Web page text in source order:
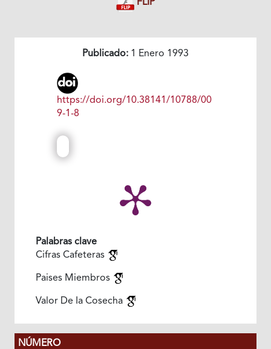
FLIP
Publicado: 1 Enero 1993
https://doi.org/10.38141/10788/00
9-1-8
Palabras clave
Cifras Cafeteras
Paises Miembros
Valor De Ia Cosecha
NÚMERO